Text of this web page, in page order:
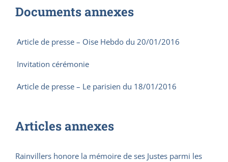
Documents annexes
Article de presse – Oise Hebdo du 20/01/2016
Invitation cérémonie
Article de presse – Le parisien du 18/01/2016
Articles annexes
Rainvillers honore la mémoire de ses Justes parmi les